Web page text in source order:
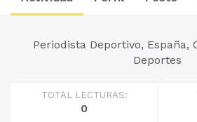
Periodista Deportivo, España,
Deportes
TOTAL LECTURAS:
0